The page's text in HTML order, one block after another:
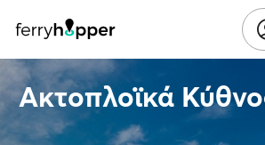
Ακτοπλοϊκά